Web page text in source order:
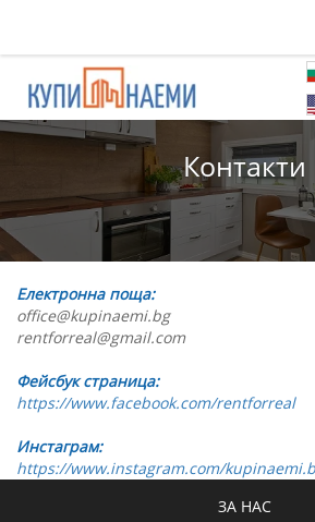
Контакти
Електронна поща:
office@kupinaemi.bg
rentforreal@gmail.com
Фейсбук страница:
https://www.facebook.com/rentforreal
Инстаграм:
https://www.instagram.com/
ЗА НАС